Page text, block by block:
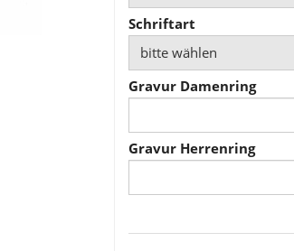
Schriftart
bitte wählen
Gravur Damenring
Gravur Herrenring